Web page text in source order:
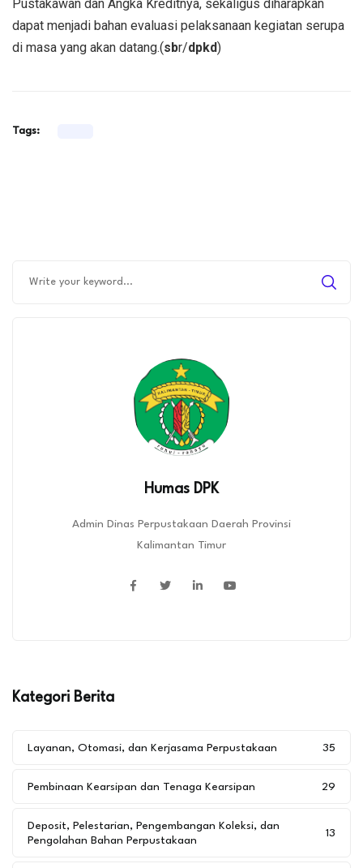
Pustakawan dan Angka Kreditnya, sekaligus diharapkan
dapat menjadi bahan evaluasi pelaksanaan kegiatan serupa
di masa yang akan datang.(sbr/dpkd)
Tags:
Humas DPK
Admin Dinas Perpustakaan Daerah Provinsi
Kalimantan Timur
Kategori Berita
Layanan, Otomasi, dan Kerjasama Perpustakaan 35
Pembinaan Kearsipan dan Tenaga Kearsipan 29
Deposit, Pelestarian, Pengembangan Koleksi, dan
Pengolahan Bahan Perpustakaan
13